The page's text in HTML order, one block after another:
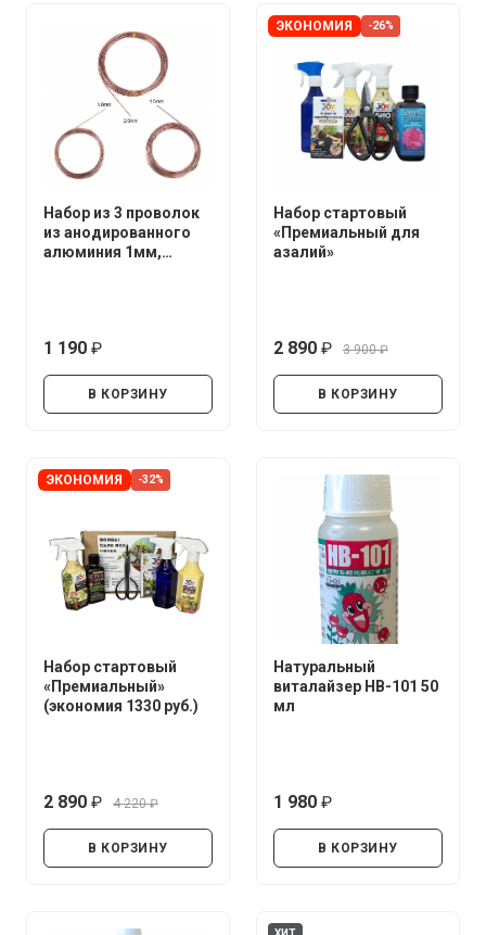
Набор из 3 проволок
из анодированного
алюминия 1мм,
1 190
В КОРЗИНУ
ЭКОНОМИЯ -26%
Набор стартовый
«Премиальный для
азалий»
2 890
3 900
В КОРЗИНУ
ЭКОНОМИЯ -32%
Набор стартовый
«Премиальный»
(экономия 1330 руб.)
2 890
4 220
В КОРЗИНУ
Натуральный
виталайзер HB-101 50
мл
1 980
В КОРЗИНУ